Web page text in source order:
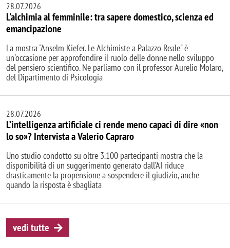
28.07.2026
L'alchimia al femminile: tra sapere domestico, scienza ed
emancipazione
La mostra "Anselm Kiefer. Le Alchimiste a Palazzo Reale" è
un'occasione per approfondire il ruolo delle donne nello sviluppo
del pensiero scientifico. Ne parliamo con il professor Aurelio Molaro,
del Dipartimento di Psicologia
28.07.2026
L’intelligenza artificiale ci rende meno capaci di dire «non
lo so»? Intervista a Valerio Capraro
Uno studio condotto su oltre 3.100 partecipanti mostra che la
disponibilità di un suggerimento generato dall’AI riduce
drasticamente la propensione a sospendere il giudizio, anche
quando la risposta è sbagliata
vedi tutte